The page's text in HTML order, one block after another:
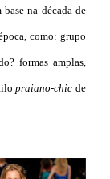
na década de
como: grupo
formas amplas,
praiano-chic de